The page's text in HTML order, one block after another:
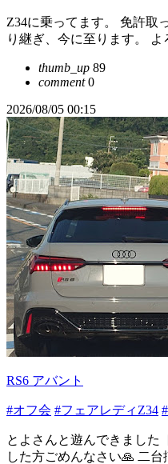
Z34に乗ってます。 免許取
り継ぎ、今に至ります。 よ
thumb_up 89
comment0
2026/08/05 00:15
RS6 アバント
#オフ会 #フェアレディZ34
とよさんと遊んできました
した方ごめんなさい🙏 二